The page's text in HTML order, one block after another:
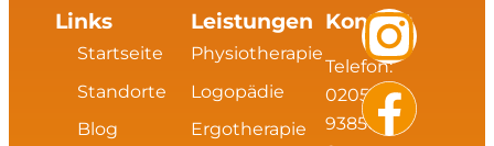
Links
Startseite
Standorte
Blog
Leistungen
Physiotherapie
Logopädie
Ergotherapie
Kontakt
Telefon:
02054
93856
I
n
F
a
L
i
X
i